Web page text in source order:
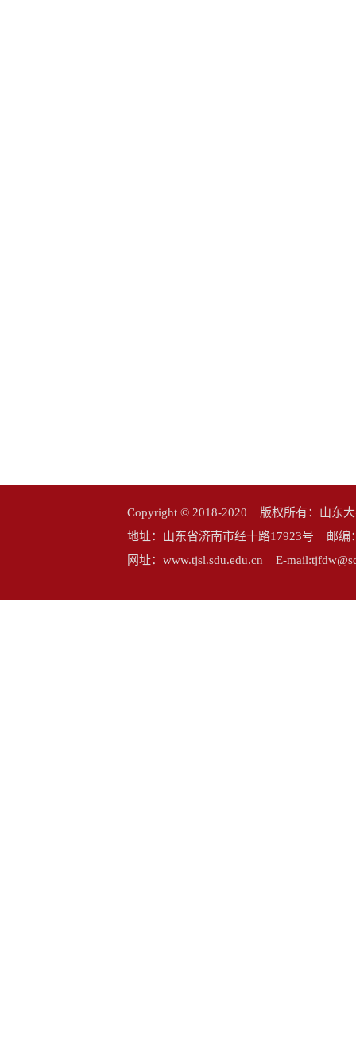
Copyright © 2018-2020 版权所有：山东
地址：山东省济南市经十路17923号 邮
网址：www.tjsl.sdu.edu.cn E-